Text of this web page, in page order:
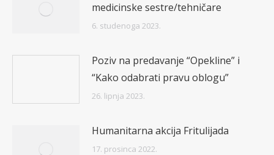
medicinske sestre/tehničare
6. studenoga 2023.
Poziv na predavanje “Opekline” i
“Kako odabrati pravu oblogu”
26. lipnja 2023.
Humanitarna akcija Fritulijada
17. prosinca 2022.